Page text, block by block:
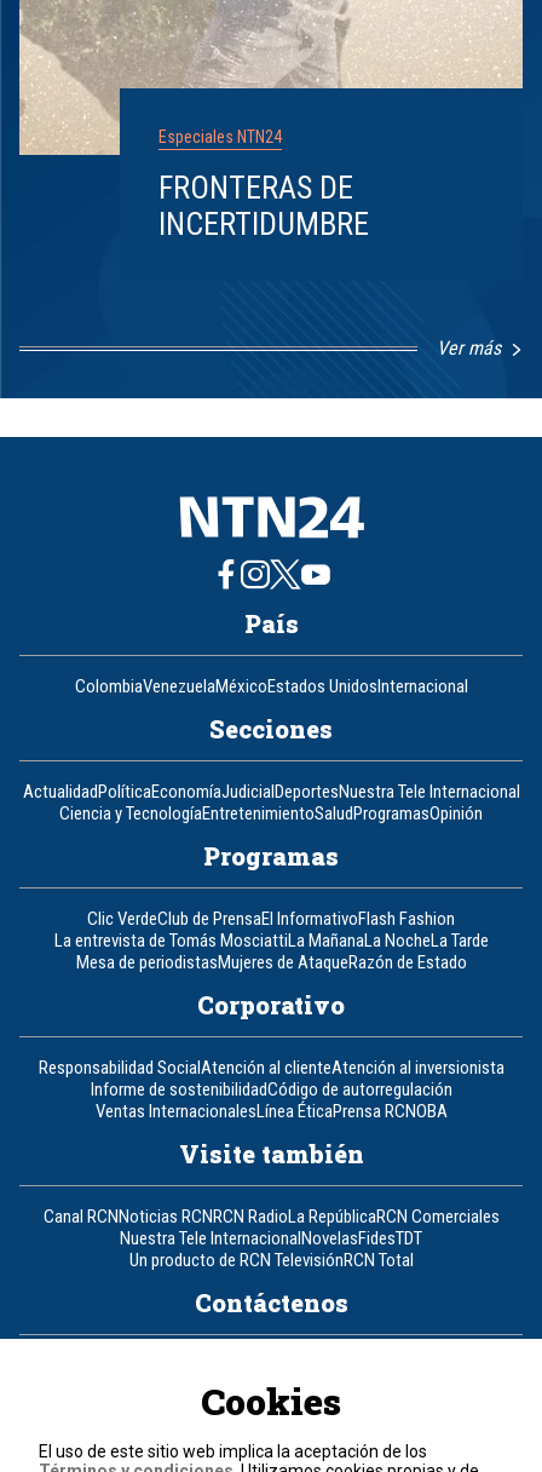
Especiales NTN24
FRONTERAS DE
INCERTIDUMBRE
Ver más
1
8
País
ColombiaVenezuelaMéxicoEstados UnidosInternacional
Secciones
ActualidadPolíticaEconomíaJudicialDeportesNuestra Tele Internacional
Ciencia y TecnologíaEntretenimientoSaludProgramasOpinión
Programas
Clic VerdeClub de PrensaEl InformativoFlash Fashion
La entrevista de Tomás MosciattiLa MañanaLa NocheLa Tarde
Mesa de periodistasMujeres de AtaqueRazón de Estado
Corporativo
Responsabilidad SocialAtención al clienteAtención al inversionista
Informe de sostenibilidadCódigo de autorregulación
Ventas InternacionalesLínea ÉticaPrensa RCNOBA
Visite también
Canal RCNNoticias RCNRCN RadioLa RepúblicaRCN Comerciales
Nuestra Tele InternacionalNovelasFidesTDT
Un producto de RCN TelevisiónRCN Total
Contáctenos
Política de cookies
Términos y condiciones
Cookies
El uso de este sitio web implica la aceptación de los